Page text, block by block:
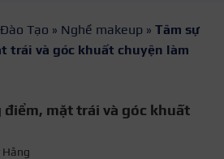
Tạo » Nghề makeup » Tâm sự
trái và góc khuất chuyện làm
điểm, mặt trái và góc khuất
Hằng